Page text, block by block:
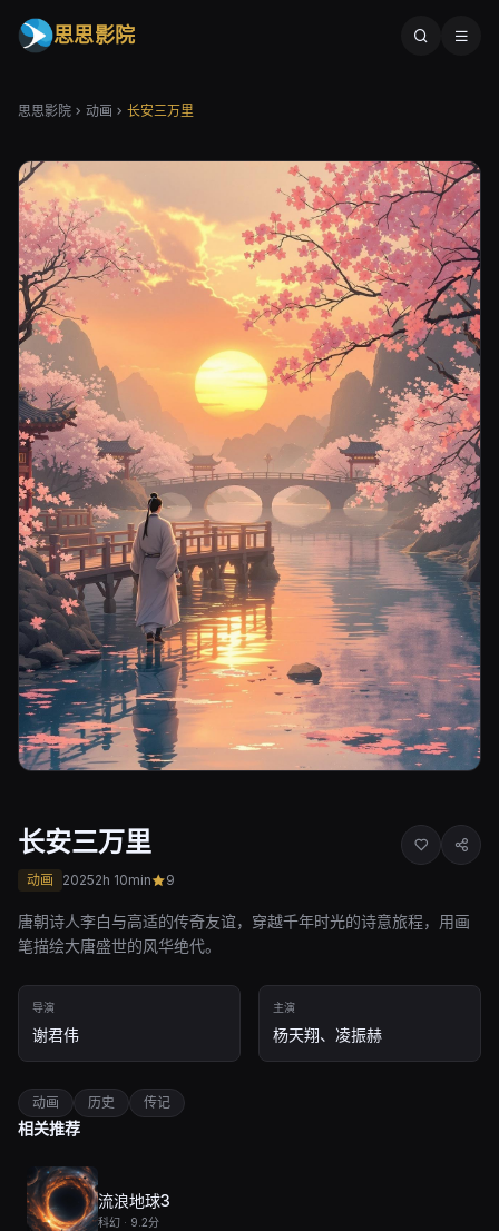
思思影院
思思影院 动画 长安三万里
长安三万里
动画 20252h 10min 9
唐朝诗人李白与高适的传奇友谊，穿越千年时光的诗意旅程，用画
笔描绘大唐盛世的风华绝代。
导演
谢君伟
主演
杨天翔、凌振赫
动画 历史 传记
相关推荐
流浪地球3
科幻 · 9.2分